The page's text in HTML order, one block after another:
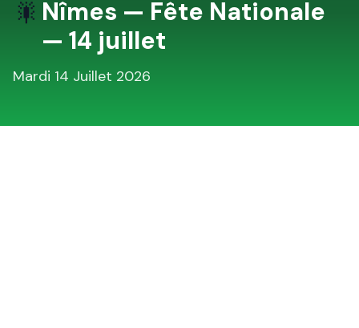
🎇 Nîmes — Fête Nationale
— 14 juillet
Mardi 14 Juillet 2026